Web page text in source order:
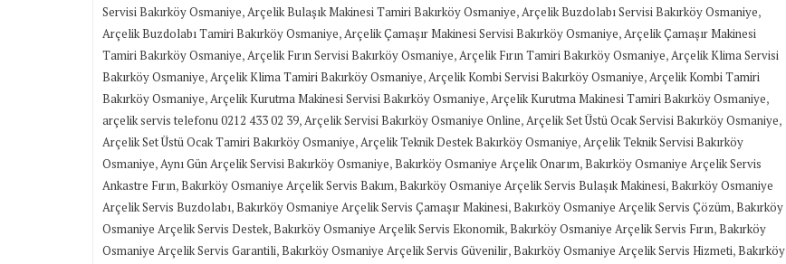
Servisi Bakırköy Osmaniye,Arçelik Bulaşık Makinesi Tamiri Bakırköy Osmaniye,Arçelik Buzdolabı Servisi Bakırköy Osmaniye,
Arçelik Buzdolabı Tamiri Bakırköy Osmaniye,Arçelik Çamaşır Makinesi Servisi Bakırköy Osmaniye,Arçelik Çamaşır Makinesi
Tamiri Bakırköy Osmaniye,Arçelik Fırın Servisi Bakırköy Osmaniye,Arçelik Fırın Tamiri Bakırköy Osmaniye,Arçelik Klima Servisi
Bakırköy Osmaniye,Arçelik Klima Tamiri Bakırköy Osmaniye,Arçelik Kombi Servisi Bakırköy Osmaniye,Arçelik Kombi Tamiri
Bakırköy Osmaniye,Arçelik Kurutma Makinesi Servisi Bakırköy Osmaniye,Arçelik Kurutma Makinesi Tamiri Bakırköy Osmaniye,
arçelik servis telefonu 0212 433 02 39,Arçelik Servisi Bakırköy Osmaniye Online,Arçelik Set Üstü Ocak Servisi Bakırköy Osmaniye,
Arçelik Set Üstü Ocak Tamiri Bakırköy Osmaniye,Arçelik Teknik Destek Bakırköy Osmaniye,Arçelik Teknik Servisi Bakırköy
Osmaniye,Aynı Gün Arçelik Servisi Bakırköy Osmaniye,Bakırköy Osmaniye Arçelik Onarım,Bakırköy Osmaniye Arçelik Servis
Ankastre Fırın,Bakırköy Osmaniye Arçelik Servis Bakım,Bakırköy Osmaniye Arçelik Servis Bulaşık Makinesi,Bakırköy Osmaniye
Arçelik Servis Buzdolabı,Bakırköy Osmaniye Arçelik Servis Çamaşır Makinesi,Bakırköy Osmaniye Arçelik Servis Çözüm,Bakırköy
Osmaniye Arçelik Servis Destek,Bakırköy Osmaniye Arçelik Servis Ekonomik,Bakırköy Osmaniye Arçelik Servis Fırın,Bakırköy
Osmaniye Arçelik Servis Garantili,Bakırköy Osmaniye Arçelik Servis Güvenilir,Bakırköy Osmaniye Arçelik Servis Hizmeti,Bakırköy